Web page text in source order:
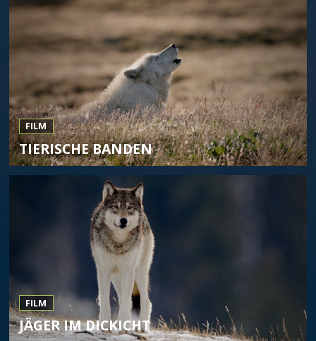
FILM
TIERISCHE BANDEN
FILM
JÄGER IM DICKICHT